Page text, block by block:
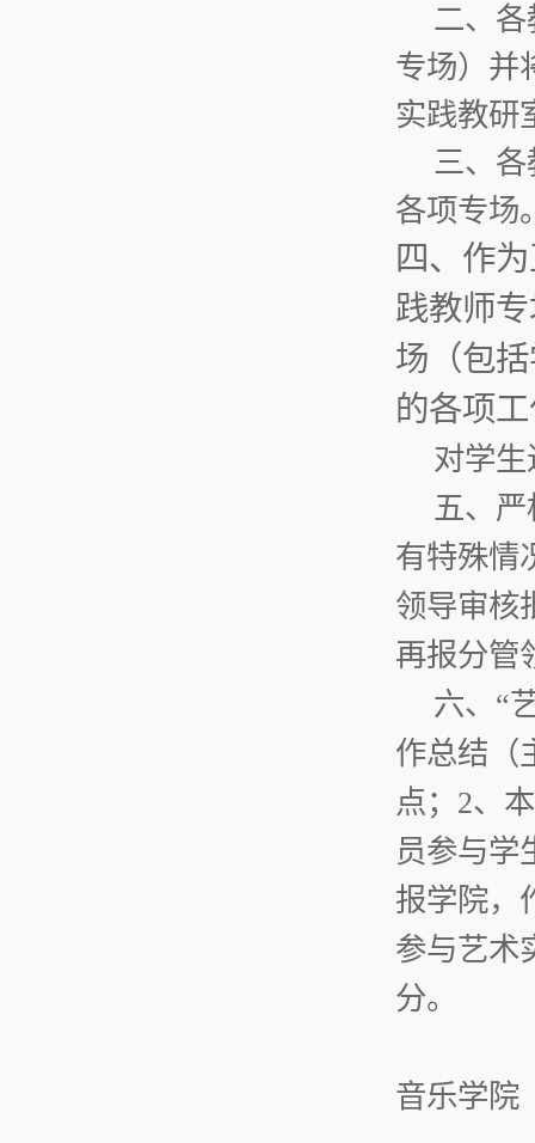
二、
专场）并
实践教研
三、
各项专场
四、作
践教师
场（包
的各项
对学
五、
有特殊情
领导审核
再报分管
六、“
作总结（
点； 2、
员参与学
报学院，
参与艺术
分。
音乐学院